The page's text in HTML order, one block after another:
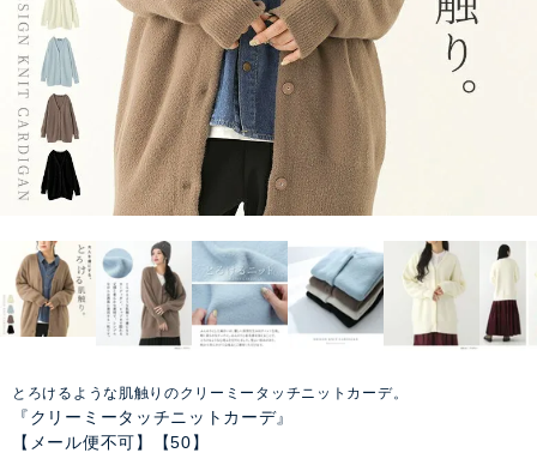
とろけるような肌触りのクリーミータッチニットカーデ。
『クリーミータッチニットカーデ』
【メール便不可】【50】